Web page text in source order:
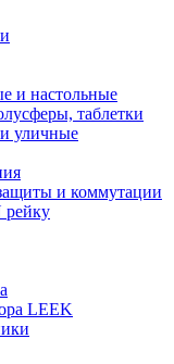
и настольные
таблетки
уличные
и коммутации
рейку
LEEK